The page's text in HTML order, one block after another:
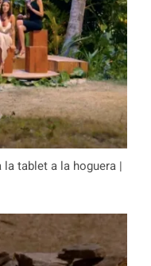
tablet a la hoguera |